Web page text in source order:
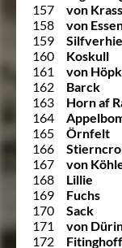
157
von
158
von
159
160
Koskull
161
von
162
Barck
163
Horn af
164
165
Örnfelt
166
167
von
168
Lillie
169
Fuchs
170
Sack
171
von
172
Fitinghoff